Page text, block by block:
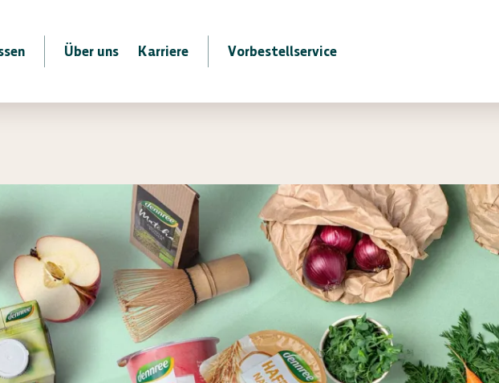
Über uns Karriere Vorbestellservice